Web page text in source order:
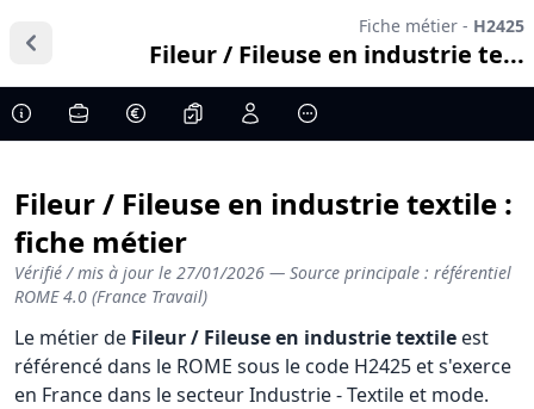
Fiche métier - H2425
Fileur / Fileuse en industrie te...
Fileur / Fileuse en industrie textile :
fiche métier
Vérifié / mis à jour le 27/01/2026 — Source principale : référentiel
ROME 4.0 (France Travail)
Le métier de Fileur / Fileuse en industrie textile est
référencé dans le ROME sous le code H2425 et s'exerce
en France dans le secteur Industrie - Textile et mode.